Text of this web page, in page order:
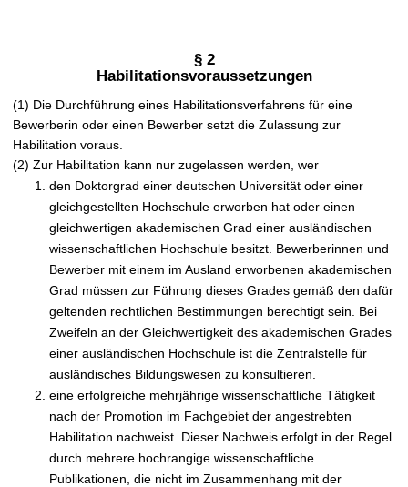
§ 2
Habilitationsvoraussetzungen
(1) Die Durchführung eines Habilitationsverfahrens für eine
Bewerberin oder einen Bewerber setzt die Zulassung zur
Habilitation voraus.
(2) Zur Habilitation kann nur zugelassen werden, wer
den Doktorgrad einer deutschen Universität oder einer
gleichgestellten Hochschule erworben hat oder einen
gleichwertigen akademischen Grad einer ausländischen
wissenschaftlichen Hochschule besitzt. Bewerberinnen und
Bewerber mit einem im Ausland erworbenen akademischen
Grad müssen zur Führung dieses Grades gemäß den dafür
geltenden rechtlichen Bestimmungen berechtigt sein. Bei
Zweifeln an der Gleichwertigkeit des akademischen Grades
einer ausländischen Hochschule ist die Zentralstelle für
ausländisches Bildungswesen zu konsultieren.
eine erfolgreiche mehrjährige wissenschaftliche Tätigkeit
nach der Promotion im Fachgebiet der angestrebten
Habilitation nachweist. Dieser Nachweis erfolgt in der Regel
durch mehrere hochrangige wissenschaftliche
Publikationen, die nicht im Zusammenhang mit der